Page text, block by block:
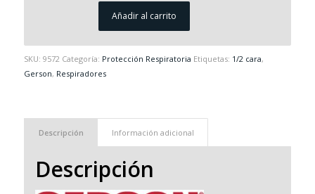
Añadir al carrito
SKU: 9572 Categoría: Protección Respiratoria Etiquetas: 1/2 cara,
Gerson, Respiradores
Descripción Información adicional
Descripción